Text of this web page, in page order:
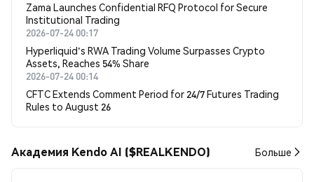
Zama Launches Confidential RFQ Protocol for Secure
Institutional Trading
2026-07-24 00:17
Hyperliquid's RWA Trading Volume Surpasses Crypto
Assets, Reaches 54% Share
2026-07-24 00:14
CFTC Extends Comment Period for 24/7 Futures Trading
Rules to August 26
Академия Kendo AI ($REALKENDO) Больше